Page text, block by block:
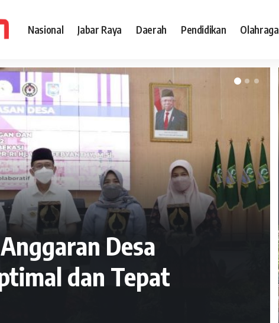
Nasional Jabar Raya Daerah Pendidikan Olahraga
Desa
dan Tepat